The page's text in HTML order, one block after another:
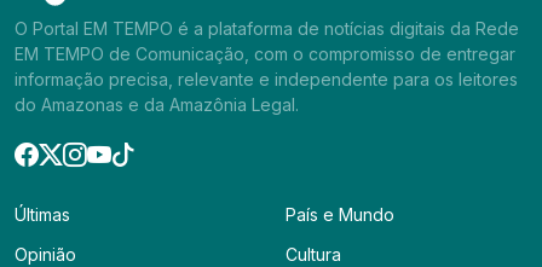
O Portal EM TEMPO é a plataforma de notícias digitais da Rede
EM TEMPO de Comunicação, com o compromisso de entregar
informação precisa, relevante e independente para os leitores
do Amazonas e da Amazônia Legal.
Últimas
Opinião
País e Mundo
Cultura